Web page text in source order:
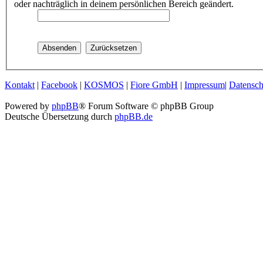
oder nachträglich in deinem persönlichen Bereich geändert.
Kontakt | Facebook | KOSMOS | Fiore GmbH | Impressum|
Powered by phpBB® Forum Software © phpBB Group
Deutsche Übersetzung durch phpBB.de